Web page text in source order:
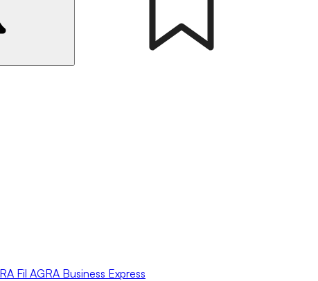
Fil AGRA Business Express